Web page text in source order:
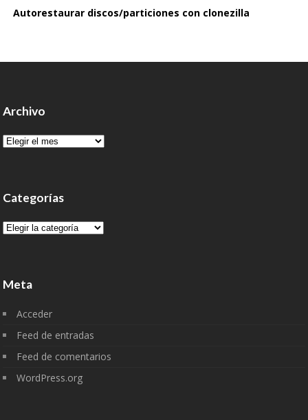
Autorestaurar discos/particiones con clonezilla
Archivo
Archivo
Categorías
Categorías
Meta
Acceder
Feed de entradas
Feed de comentarios
WordPress.org